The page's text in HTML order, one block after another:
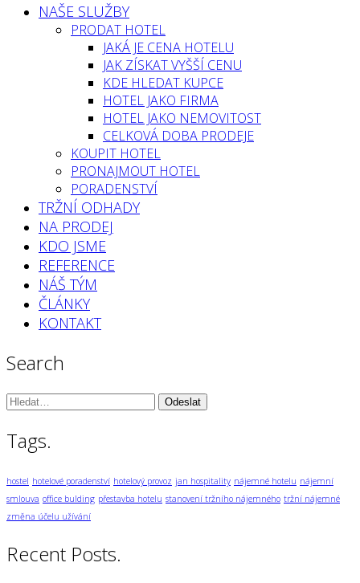
NAŠE SLUŽBY
PRODAT HOTEL
JAKÁ JE CENA HOTELU
JAK ZÍSKAT VYŠŠÍ CENU
KDE HLEDAT KUPCE
HOTEL JAKO FIRMA
HOTEL JAKO NEMOVITOST
CELKOVÁ DOBA PRODEJE
KOUPIT HOTEL
PRONAJMOUT HOTEL
PORADENSTVÍ
TRŽNÍ ODHADY
NA PRODEJ
KDO JSME
REFERENCE
NÁŠ TÝM
ČLÁNKY
KONTAKT
Search
Vyhledávání:
Tags.
hostel hotelové poradenství hotelový provoz jan hospitality nájemné hotelu nájemní
smlouva office bulding přestavba hotelu stanovení tržního nájemného tržní nájemné
změna účelu užívání
Recent Posts.